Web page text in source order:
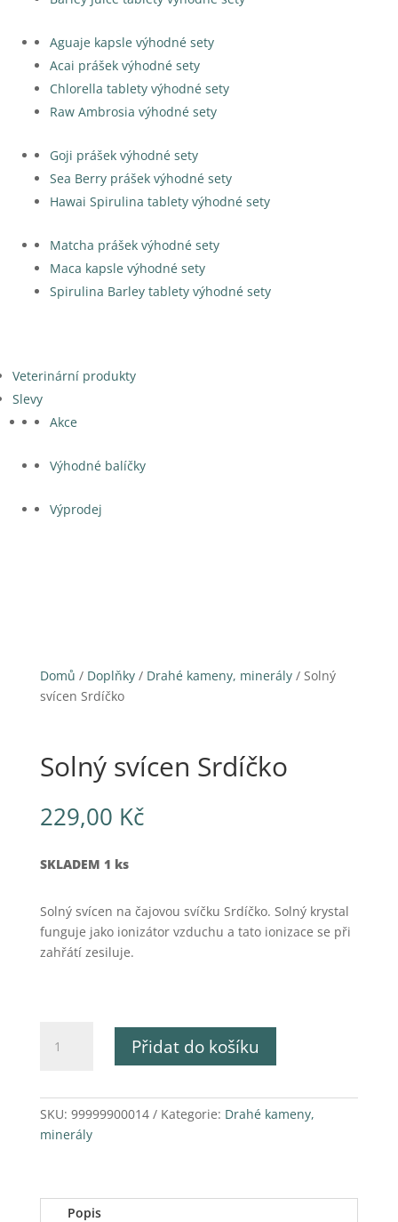
Aguaje kapsle výhodné sety
Acai prášek výhodné sety
Chlorella tablety výhodné sety
Raw Ambrosia výhodné sety
Goji prášek výhodné sety
Sea Berry prášek výhodné sety
Hawai Spirulina tablety výhodné sety
Matcha prášek výhodné sety
Maca kapsle výhodné sety
Spirulina Barley tablety výhodné sety
Veterinární produkty
Slevy
Akce
Výhodné balíčky
Výprodej
Domů / Doplňky/ Drahé kameny, minerály/ Solný
svícen Srdíčko
Solný svícen Srdíčko
229,00 Kč
SKLADEM 1 ks
Solný svícen na čajovou svíčku Srdíčko. Solný krystal
funguje jako ionizátor vzduchu a tato ionizace se při
zahřátí zesiluje.
svícen
Přidat do košíku
SKU: 99999900014 Kategorie: Drahé kameny,
minerály
Popis